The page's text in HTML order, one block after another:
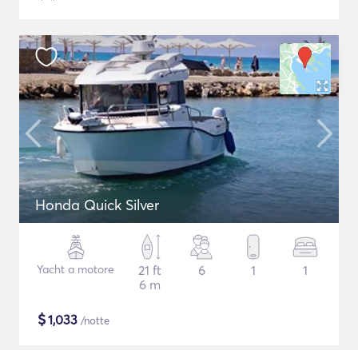
Honda Quick Silver
Yacht a motore
21 ft
6 m
6 1 1
$1,033 /notte